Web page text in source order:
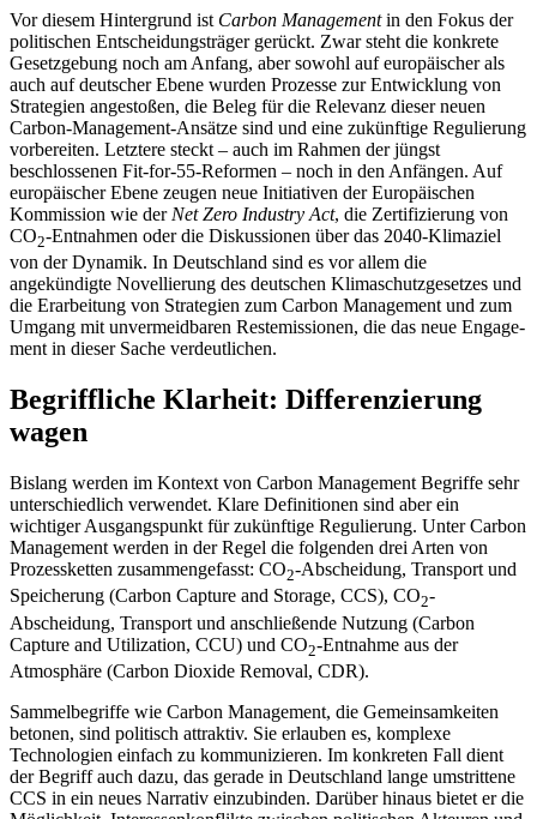
Vor diesem Hintergrund ist Carbon Managementin den Fokus der
politischen Entscheidungsträger gerückt. Zwar steht die konkrete
Gesetzgebung noch am Anfang, aber sowohl auf europäischer als
auch auf deutscher Ebene wurden Prozesse zur Ent­wicklung von
Strategien angestoßen, die Beleg für die Relevanz dieser neuen
Carbon-Management-Ansätze sind und eine zukünf­tige Regulierung
vorbereiten. Letztere steckt – auch im Rahmen der jüngst
beschlossenen Fit-for-55-Reformen – noch in den Anfängen. Auf
europäischer Ebene zeugen neue Initiativen der Europäischen
Kommission wie der Net Zero Industry Act, die Zerti­fizierung von
CO2-Entnahmen oder die Dis­kus­sionen über das 2040-Klimaziel
von der Dynamik. In Deutschland sind es vor allem die
angekündigte Novellierung des deut­schen Klimaschutzgesetzes und
die Erarbei­tung von Strategien zum Carbon Management und zum
Umgang mit unvermeid­baren Restemissionen, die das neue Engage­
ment in dieser Sache verdeutlichen.
Begriffliche Klarheit: Differenzierung
wagen
Bislang werden im Kontext von Carbon Management Begriffe sehr
unterschiedlich verwendet. Klare Definitionen sind aber ein
wichtiger Ausgangspunkt für zukünftige Regulierung. Unter Carbon
Management werden in der Regel die folgenden drei Arten von
Prozessketten zusammengefasst: CO2-Abscheidung, Transport und
Speicherung (Carbon Capture and Storage, CCS), CO2-
Abscheidung, Transport und anschließende Nutzung (Carbon
Capture and Utili­zation, CCU) und CO2-Entnahme aus der
Atmosphäre (Carbon Dioxide Removal, CDR).
Sammelbegriffe wie Carbon Management, die Gemeinsamkeiten
betonen, sind poli­tisch attraktiv. Sie erlauben es, komplexe
Technologien einfach zu kommunizieren. Im konkreten Fall dient
der Begriff auch dazu, das gerade in Deutschland lange umstrittene
CCS in ein neues Narrativ ein­zubinden. Darüber hinaus bietet er die